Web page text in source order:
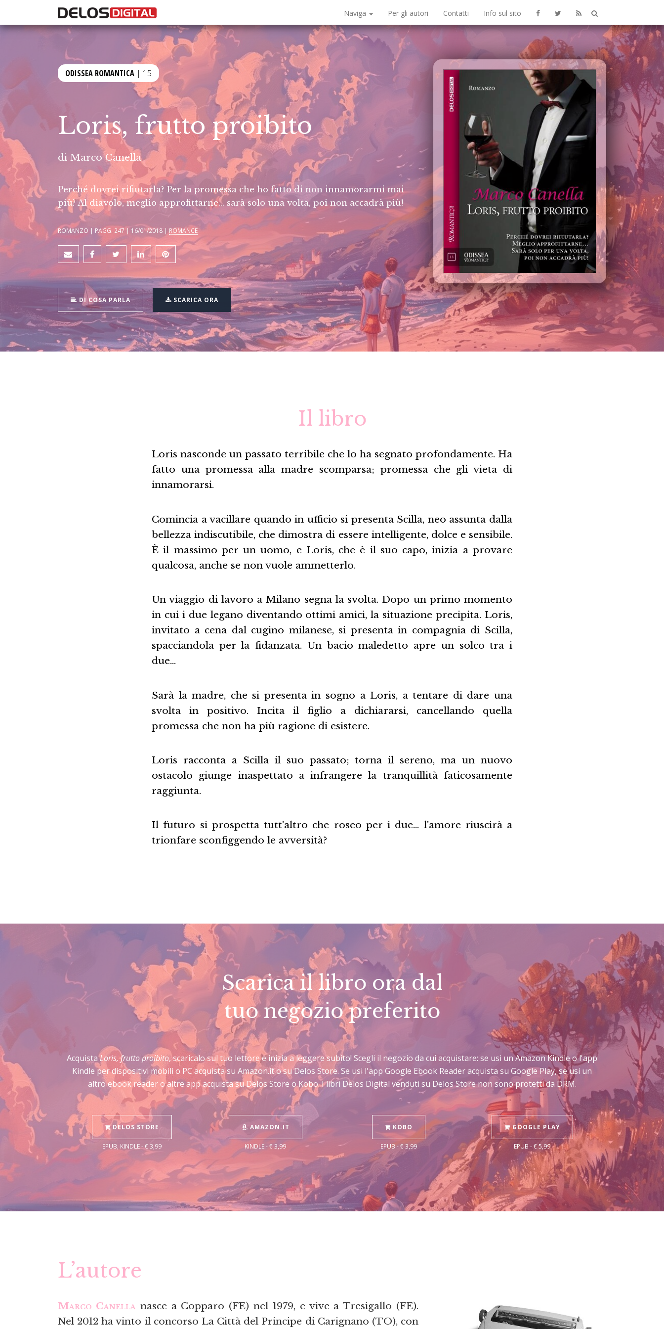
Naviga Per gli autori Contatti Info sul sito
ODISSEA ROMANTICA | 15
Loris, frutto proibito
di Marco Canella
Perché dovrei rifiutarla? Per la promessa che ho fatto di non innamorarmi mai
più? Al diavolo, meglio approfittarne… sarà solo una volta, poi non accadrà più!
ROMANZO | PAGG. 247 | 16/01/2018 | ROMANCE
DI COSA PARLA SCARICA ORA
Il libro
Loris nasconde un passato terribile che lo ha segnato profondamente. Ha
fatto una promessa alla madre scomparsa; promessa che gli vieta di
innamorarsi.
Comincia a vacillare quando in ufficio si presenta Scilla, neo assunta dalla
bellezza indiscutibile, che dimostra di essere intelligente, dolce e sensibile.
È il massimo per un uomo, e Loris, che è il suo capo, inizia a provare
qualcosa, anche se non vuole ammetterlo.
Un viaggio di lavoro a Milano segna la svolta. Dopo un primo momento
in cui i due legano diventando ottimi amici, la situazione precipita. Loris,
invitato a cena dal cugino milanese, si presenta in compagnia di Scilla,
spacciandola per la fidanzata. Un bacio maledetto apre un solco tra i
due…
Sarà la madre, che si presenta in sogno a Loris, a tentare di dare una
svolta in positivo. Incita il figlio a dichiararsi, cancellando quella
promessa che non ha più ragione di esistere.
Loris racconta a Scilla il suo passato; torna il sereno, ma un nuovo
ostacolo giunge inaspettato a infrangere la tranquillità faticosamente
raggiunta.
Il futuro si prospetta tutt'altro che roseo per i due… l'amore riuscirà a
trionfare sconfiggendo le avversità?
Scarica il libro ora dal
tuo negozio preferito
AcquistaLoris, frutto proibito, scaricalo sul tuo lettore e inizia a leggere subito! Scegli il negozio da cui acquistare: se usi un Amazon Kindle o l'app
Kindle per dispositivi mobili o PC acquista su Amazon.it o su Delos Store. Se usi l'app Google Ebook Reader acquista su Google Play, se usi un
altro ebook reader o altre app acquista su Delos Store o Kobo. I libri Delos Digital venduti su Delos Store non sono protetti da DRM.
DELOS STORE
EPUB, KINDLE - € 3,99
AMAZON.IT
KINDLE - € 3,99
KOBO
EPUB - € 3,99
GOOGLE PLAY
EPUB - € 5,99
L’autore
Marco Canellanasce a Copparo (FE) nel 1979, e vive a Tresigallo (FE).
Nel 2012 ha vinto il concorso La Città del Principe di Carignano (TO), con